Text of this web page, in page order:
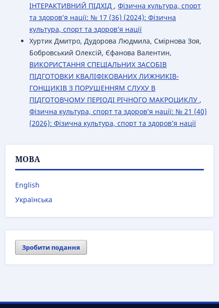
ІНТЕРАКТИВНИЙ ПІДХІД , Фізична культура, спорт
та здоров’я нації: № 17 (36) (2024): Фізична
культура, спорт та здоров’я нації
Хуртик Дмитро, Дудорова Людмила, Смірнова Зоя,
Бобровський Олексій, Єфанова Валентин,
ВИКОРИСТАННЯ СПЕЦІАЛЬНИХ ЗАСОБІВ
ПІДГОТОВКИ КВАЛІФІКОВАНИХ ЛИЖНИКІВ-
ГОНЩИКІВ З ПОРУШЕННЯМ СЛУХУ В
ПІДГОТОВЧОМУ ПЕРІОДІ РІЧНОГО МАКРОЦИКЛУ ,
Фізична культура, спорт та здоров’я нації: № 21 (40)
(2026): Фізична культура, спорт та здоров’я нації
МОВА
English
Українська
Зробити подання